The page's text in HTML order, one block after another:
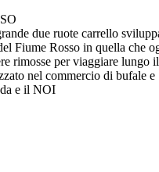
due ruote carrello
Fiume Rosso in quella che
rimosse per viaggiare lungo
nel commercio di bufale e
e il NOI